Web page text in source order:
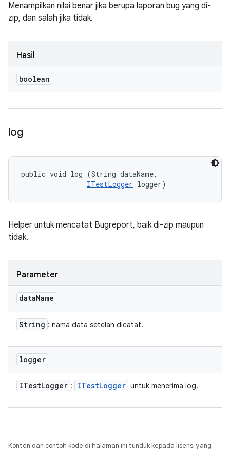
Menampilkan nilai benar jika berupa laporan bug yang di-
zip, dan salah jika tidak.
Hasil
boolean
log
public void log (String dataName,
ITestLogger logger)
Helper untuk mencatat Bugreport, baik di-zip maupun
tidak.
Parameter
dataName
String : nama data setelah dicatat.
logger
ITestLogger : ITestLogger untuk menerima log.
Konten dan contoh kode di halaman ini tunduk kepada lisensi yang